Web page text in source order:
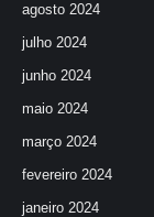
agosto 2024
julho 2024
junho 2024
maio 2024
março 2024
fevereiro 2024
janeiro 2024